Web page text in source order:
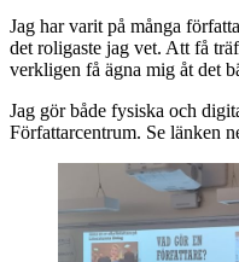
Jag har varit på många
det roligaste jag vet. Att få
verkligen få ägna mig åt det
Jag gör både fysiska och
Författarcentrum. Se länken